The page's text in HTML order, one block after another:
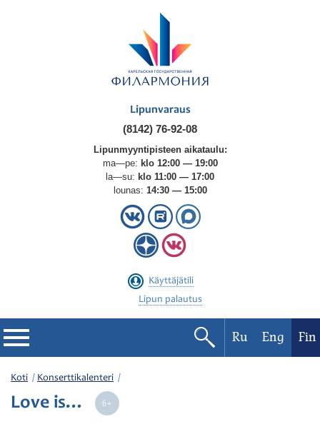
Lipunvaraus
(8142) 76-92-08
Lipunmyyntipisteen aikataulu:
ma—pe: klo 12:00 — 19:00
la—su: klo 11:00 — 17:00
lounas: 14:30 — 15:00
Käyttäjätili
Lipun palautus
Filharmonia
Konserttikalenteri
Ru Eng Fin
Koti Konserttikalenteri
Love is…